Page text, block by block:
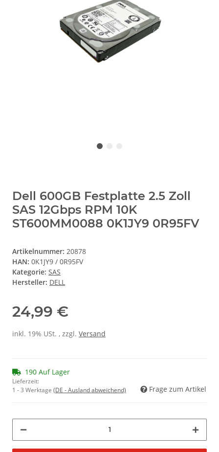
Dell 600GB Festplatte 2.5 Zoll
SAS 12Gbps RPM 10K
ST600MM0088 0K1JY9 0R95FV
Artikelnummer: 20878
HAN: 0K1JY9 / 0R95FV
Kategorie: SAS
Hersteller: DELL
24,99 €
inkl. 19% USt. , zzgl. Versand
190 Auf Lager
Lieferzeit:
1 - 3 Werktage (DE - Ausland abweichend) Frage zum Artikel